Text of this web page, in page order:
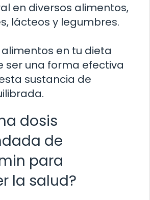
en diversos alimentos,
lácteos y legumbres.
en tu dieta
ser una forma efectiva
sustancia de
dosis
de
para
la salud?